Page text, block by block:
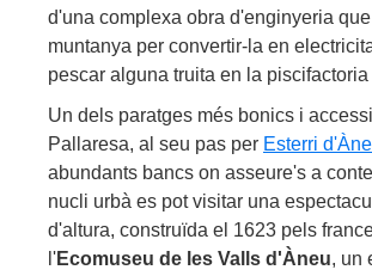
d'una complexa obra d'enginyeria
muntanya per convertir-la en
pescar alguna truita en la
Un dels paratges més bonics i
Pallaresa, al seu pas per Esterri
abundants bancs on asseure's a
nucli urbà es pot visitar una
d'altura, construïda el 1623 pels
l'Ecomuseu de les Valls d'Àneu, un